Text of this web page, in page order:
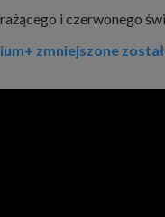
i czerwonego
zmniejszone